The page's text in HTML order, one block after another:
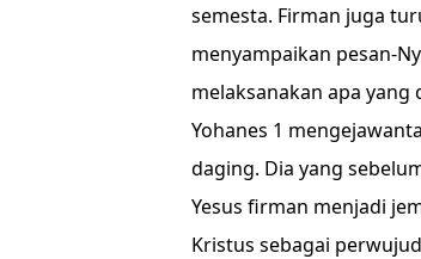
semesta. Firman juga
menyampaikan pesan-
melaksanakan apa
Yohanes 1
daging. Dia yang
Yesus firman menjadi
Kristus sebagai